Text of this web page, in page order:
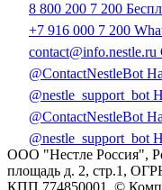
8 800 200 7 200
+7 916 000 7 200
contact@info.nestle.ru
@ContactNestleBot
@nestle_support_bot
@ContactNestleBot
@nestle_support_bot
ООО "Нестле Россия",
площадь д. 2, стр.1,